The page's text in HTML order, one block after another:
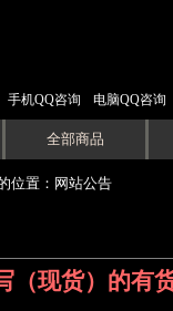
手机QQ咨询 电脑QQ咨询
全部商品
位置：网站公告
（现货）的有